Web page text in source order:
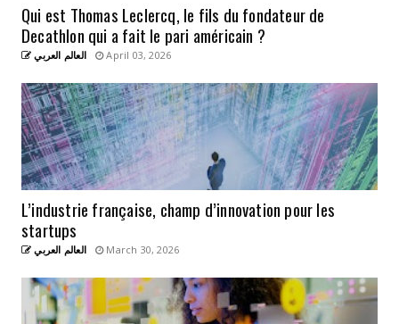
Qui est Thomas Leclercq, le fils du fondateur de
Decathlon qui a fait le pari américain ?
العالم العربي April 03, 2026
L’industrie française, champ d’innovation pour les
startups
العالم العربي March 30, 2026